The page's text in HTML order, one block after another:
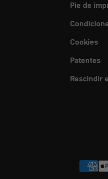
Pie de
Cookies
Patentes
Rescindir